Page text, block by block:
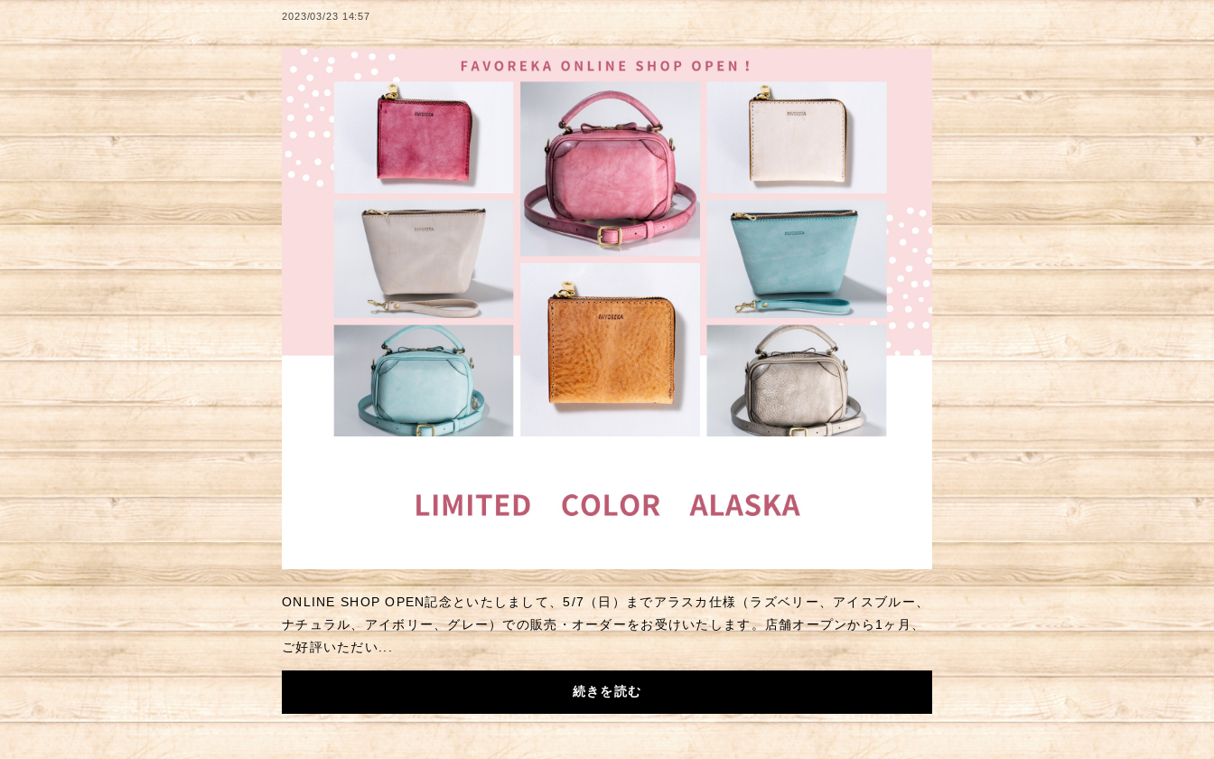
2023/03/23 14:57
ONLINE SHOP OPEN記念といたしまして、5/7（日）までアラスカ仕様（ラズベリー、アイスブルー、
ナチュラル、アイボリー、グレー）での販売・オーダーをお受けいたします。店舗オープンから1ヶ月、
ご好評いただい...
続きを読む